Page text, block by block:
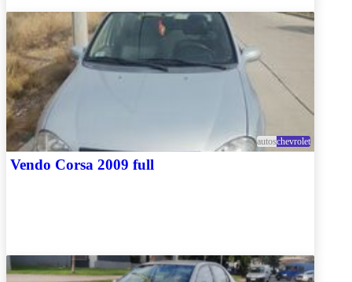
autoschevrolet
Vendo Corsa 2009 full